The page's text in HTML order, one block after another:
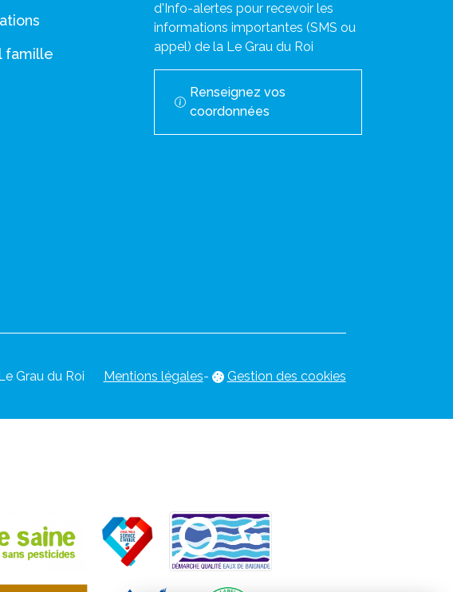
famille
d'Info-alertes pour recevoir les
informations importantes (SMS ou
appel) de la Le Grau du Roi
Renseignez vos
coordonnées
Grau du Roi Mentions légales- Gestion des cookies